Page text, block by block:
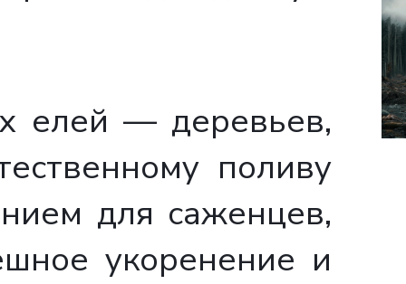
елей — деревьев,
поливу
для саженцев,
укоренение и